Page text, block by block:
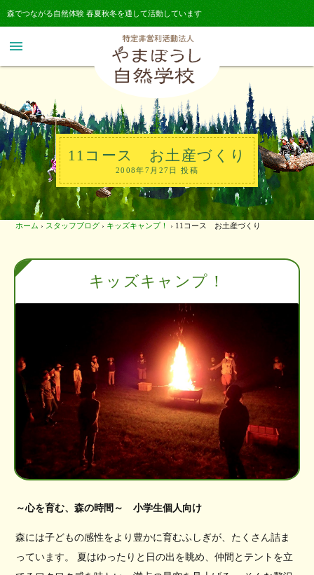
森でつながる自然体験 春夏秋冬を通して活動しています
menu
11コース お土産づくり
2008年7月27日 投稿
ホーム › スタッフブログ › キッズキャンプ！ › 11コース お土産づくり
キッズキャンプ！
～心を育む、森の時間～ 小学生個人向け
森には子どもの感性をより豊かに育むふしぎが、たくさん詰ま
っています。 夏はゆったりと日の出を眺め、仲間とテントを立